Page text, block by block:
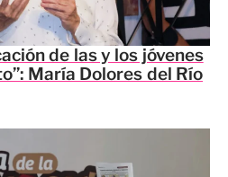
de las y los jóvenes
María Dolores del Río